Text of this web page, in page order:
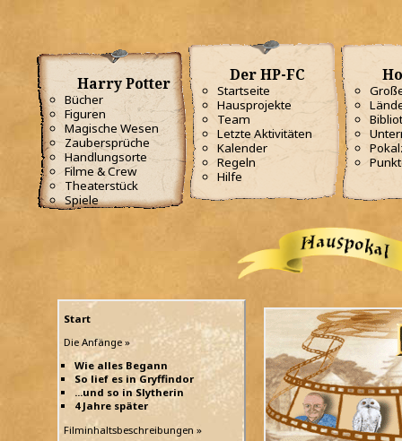
Harry Potter
Bücher
Figuren
Magische Wesen
Zaubersprüche
Handlungsorte
Filme & Crew
Theaterstück
Spiele
Der HP-FC
Startseite
Hausprojekte
Team
Letzte Aktivitäten
Kalender
Regeln
Hilfe
Start
Die Anfänge »
Wie alles Begann
So lief es in Gryffindor
...und so in Slytherin
4 Jahre später
Filminhaltsbeschreibungen »